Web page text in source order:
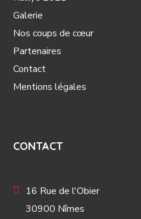
Galerie
Nos coups de cœur
Partenaires
Contact
Mentions légales
CONTACT
16 Rue de l'Obier
30900 Nîmes